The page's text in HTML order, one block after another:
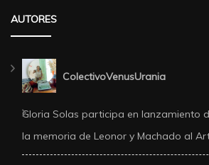
AUTORES
ColectivoVenusUrania
Gloria Solas participa en lanzamiento
la memoria de Leonor y Machado al